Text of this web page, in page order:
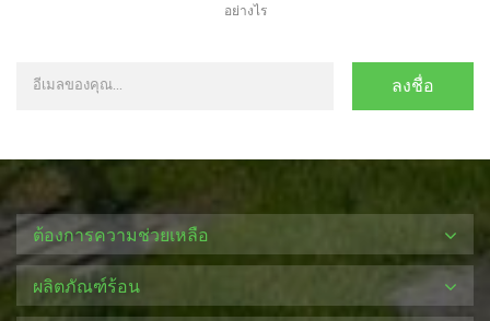
อย่างไร
ต้องการความช่วยเหลือ
ผลิตภัณฑ์ร้อน